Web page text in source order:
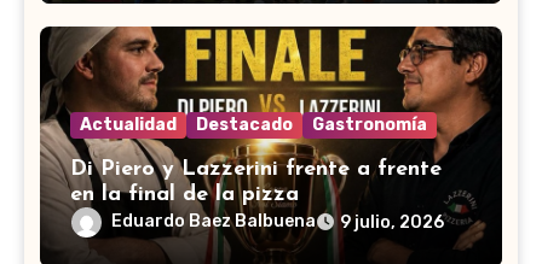
Actualidad Destacado Gastronomía
Di Piero y Lazzerini frente a frente
en la final de la pizza
Eduardo Baez Balbuena 9 julio, 2026